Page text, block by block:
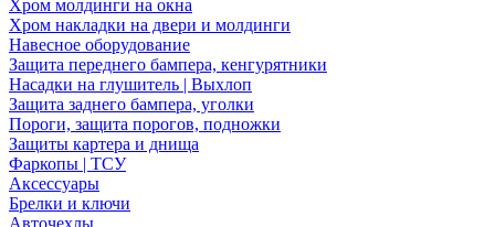
Хром молдинги на окна
Хром накладки на двери и молдинги
Навесное оборудование
Защита переднего бампера, кенгурятники
Насадки на глушитель | Выхлоп
Защита заднего бампера, уголки
Пороги, защита порогов, подножки
Защиты картера и днища
Фаркопы | ТСУ
Аксессуары
Брелки и ключи
Авточехлы